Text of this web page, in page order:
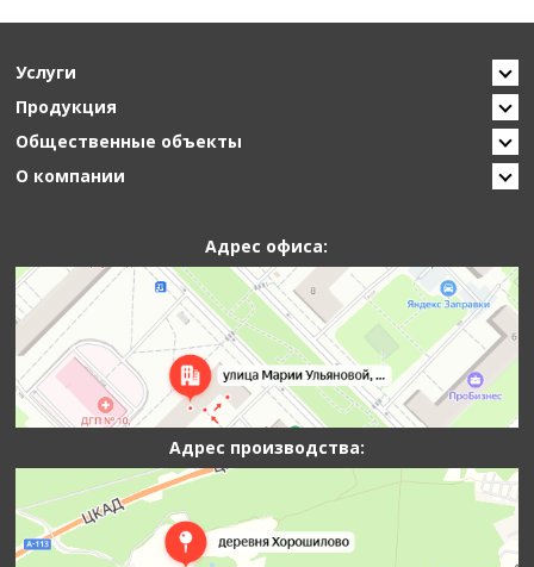
Услуги
Продукция
Общественные объекты
О компании
Адрес офиса:
Адрес производства: